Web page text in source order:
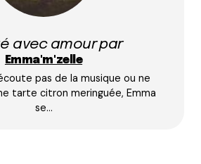
ne sera pas publiée.
sont indiqués avec
avec amour par
Emma'm'zelle
pas de la musique ou ne
tarte citron meringuée, Emma
se…